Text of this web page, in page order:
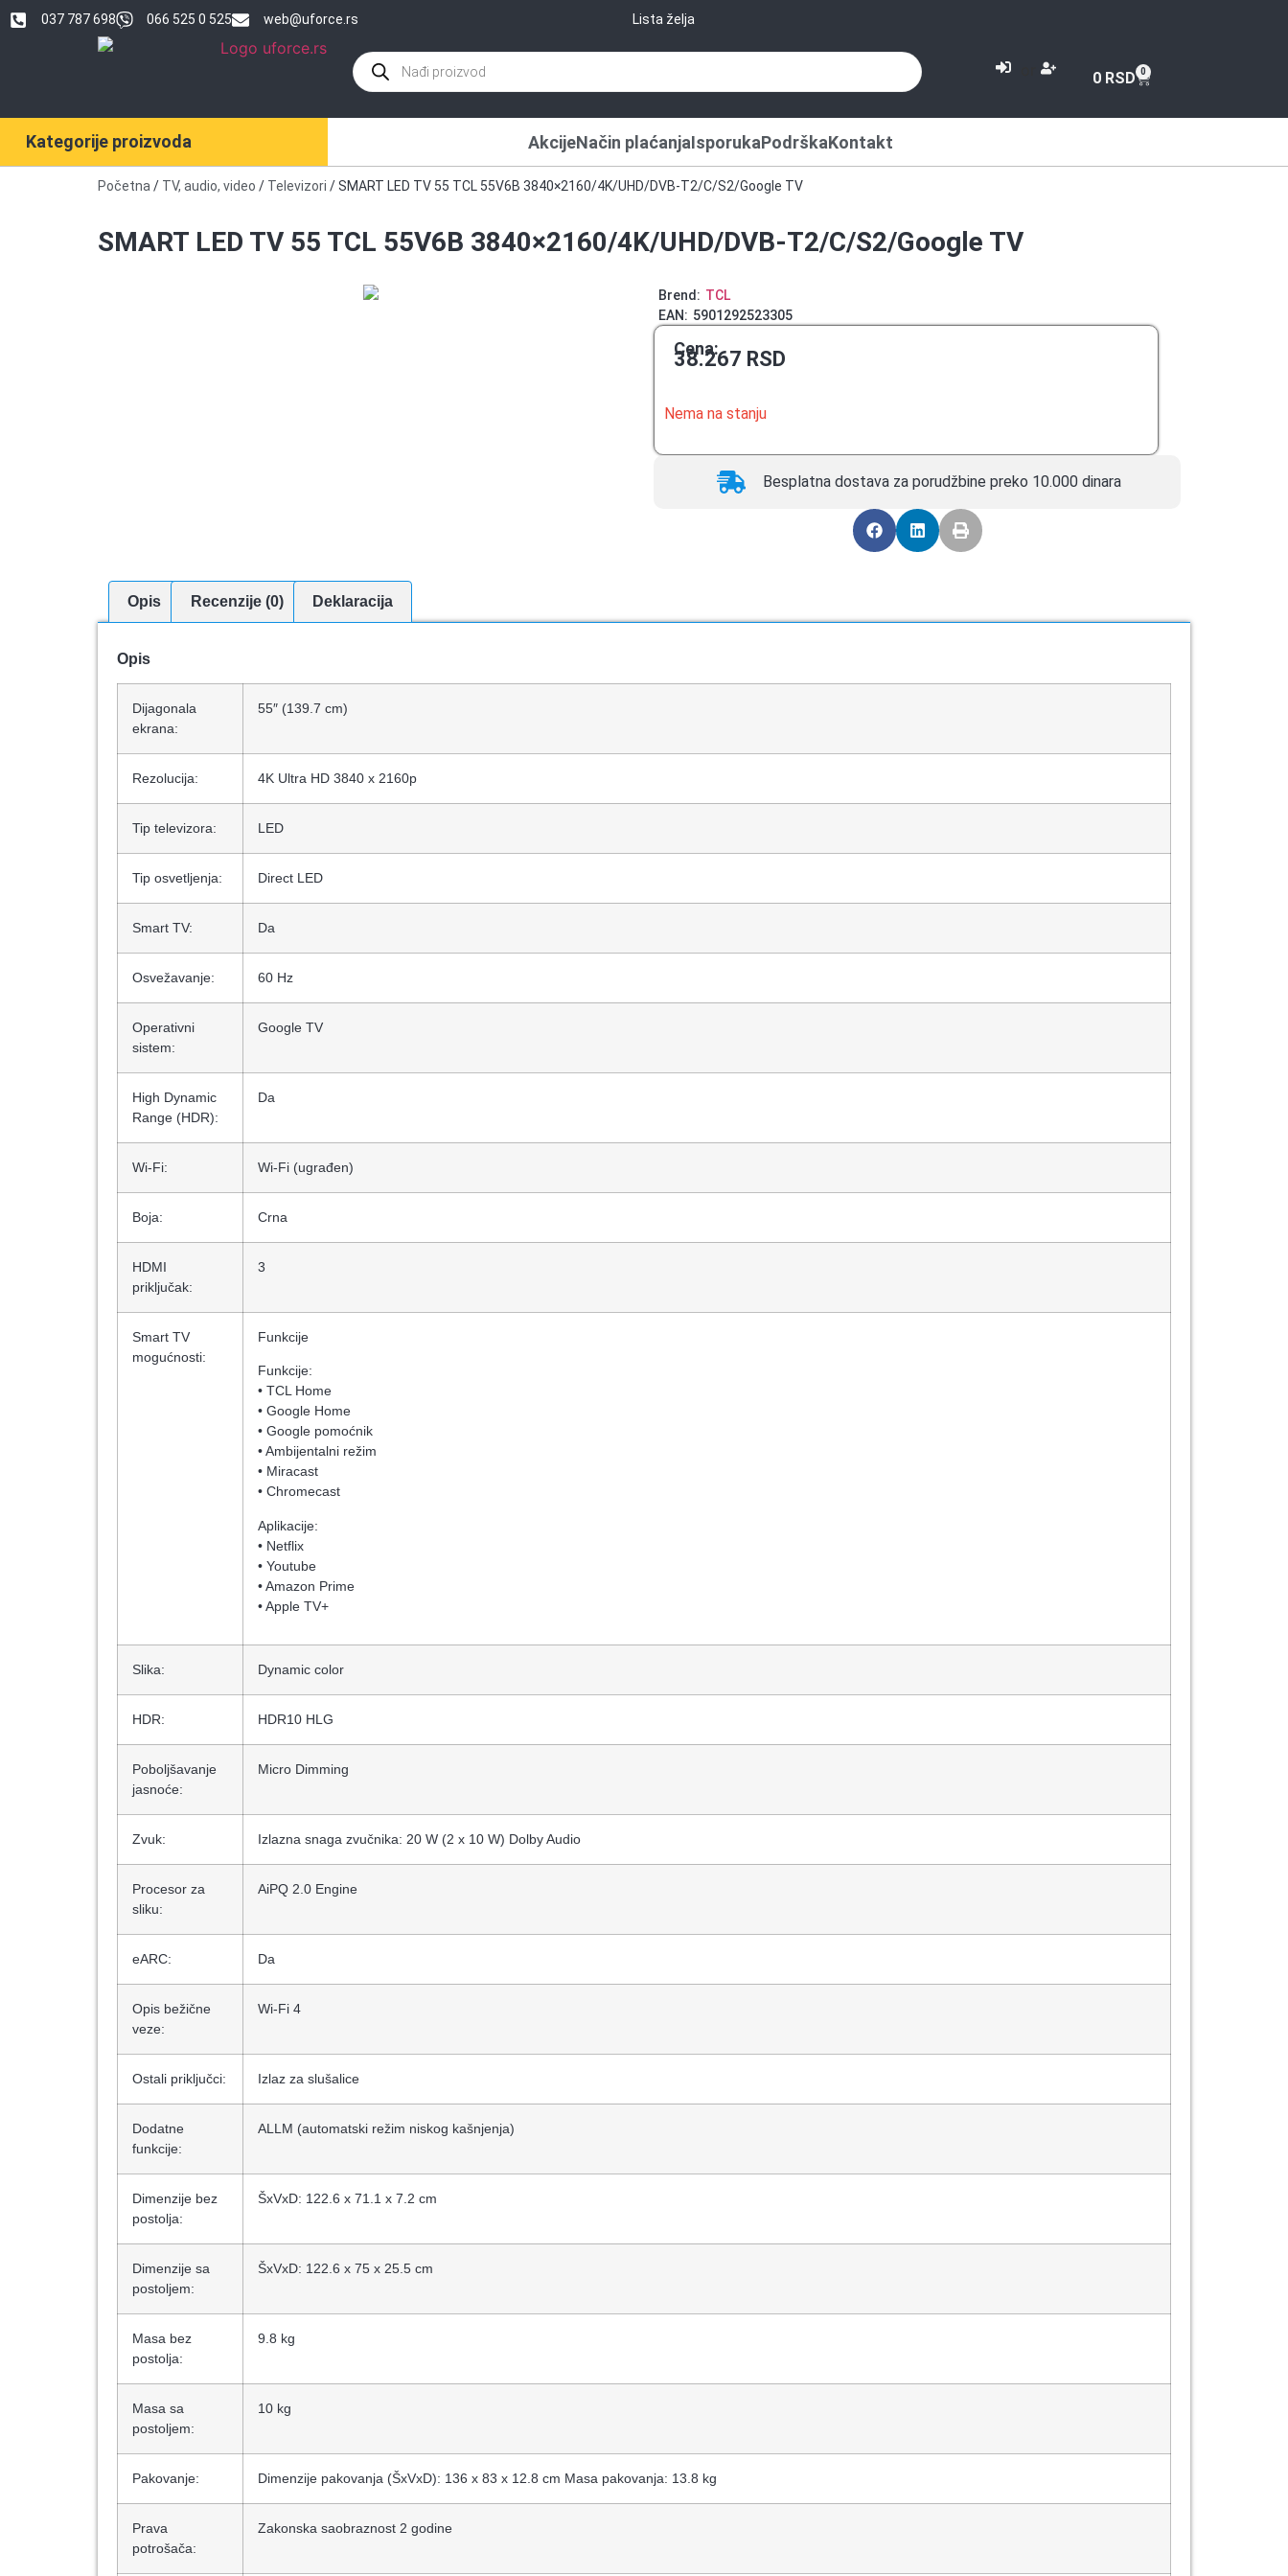
037 787 698 066 525 0 525 web@uforce.rs Lista želja
0 RSD 0
Kategorije proizvoda AkcijeNačin plaćanjaIsporukaPodrškaKontakt
Početna / TV, audio, video / Televizori / SMART LED TV 55 TCL 55V6B 3840×2160/4K/UHD/DVB-T2/C/S2/Google TV
SMART LED TV 55 TCL 55V6B 3840×2160/4K/UHD/DVB-T2/C/S2/Google TV
Brend: TCL
EAN: 5901292523305
Cena:
38.267 RSD
Nema na stanju
Besplatna dostava za porudžbine preko 10.000 dinara
Opis Recenzije (0) Deklaracija
Opis
Dijagonala
ekrana:
55″ (139.7 cm)
Rezolucija: 4K Ultra HD 3840 x 2160p
Tip televizora: LED
Tip osvetljenja: Direct LED
Smart TV: Da
Osvežavanje: 60 Hz
Operativni
sistem:
Google TV
High Dynamic
Range (HDR):
Da
Wi-Fi: Wi-Fi (ugrađen)
Boja: Crna
HDMI
priključak:
3
Smart TV
mogućnosti:
Funkcije
Funkcije:
• TCL Home
• Google Home
• Google pomoćnik
• Ambijentalni režim
• Miracast
• Chromecast
Aplikacije:
• Netflix
• Youtube
• Amazon Prime
• Apple TV+
Slika: Dynamic color
HDR: HDR10 HLG
Poboljšavanje
jasnoće:
Micro Dimming
Zvuk: Izlazna snaga zvučnika: 20 W (2 x 10 W) Dolby Audio
Procesor za
sliku:
AiPQ 2.0 Engine
eARC: Da
Opis bežične
veze:
Wi-Fi 4
Ostali priključci: Izlaz za slušalice
Dodatne
funkcije:
ALLM (automatski režim niskog kašnjenja)
Dimenzije bez
postolja:
ŠxVxD: 122.6 x 71.1 x 7.2 cm
Dimenzije sa
postoljem:
ŠxVxD: 122.6 x 75 x 25.5 cm
Masa bez
postolja:
9.8 kg
Masa sa
postoljem:
10 kg
Pakovanje: Dimenzije pakovanja (ŠxVxD): 136 x 83 x 12.8 cm Masa pakovanja: 13.8 kg
Prava
potrošača:
Zakonska saobraznost 2 godine